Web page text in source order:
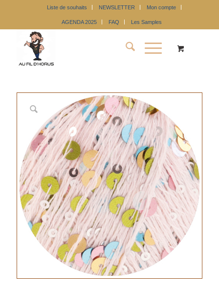
Liste de souhaits NEWSLETTER Mon compte
AGENDA 2025 FAQ Les Samples